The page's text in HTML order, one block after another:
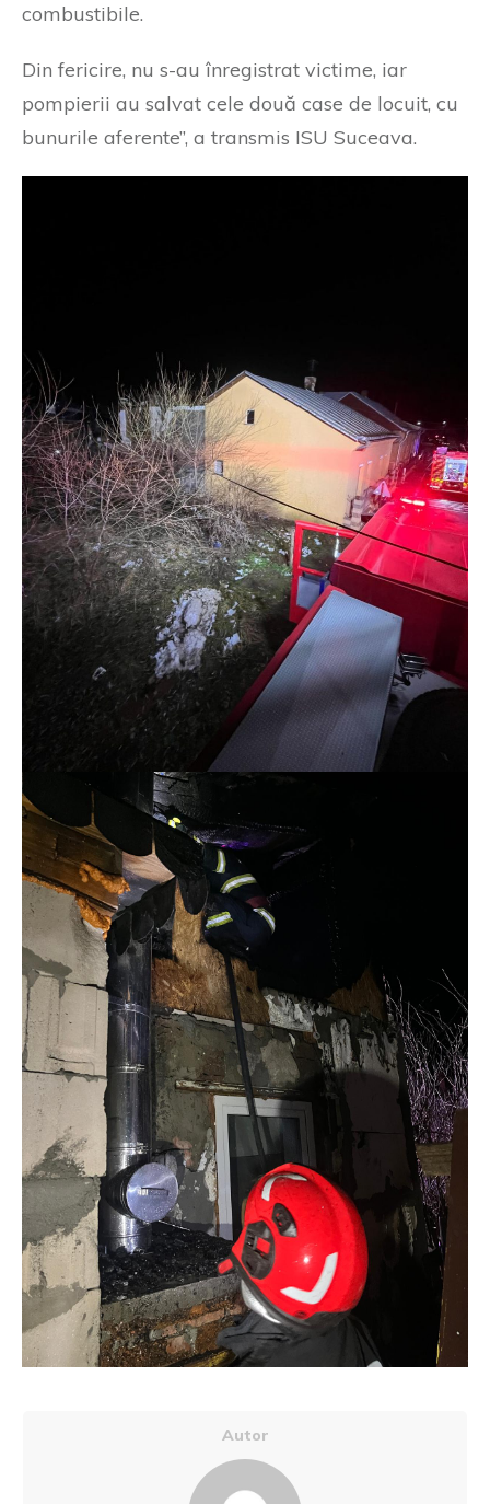
combustibile.
Din fericire, nu s-au înregistrat victime, iar
pompierii au salvat cele două case de locuit, cu
bunurile aferente”, a transmis ISU Suceava.
Autor